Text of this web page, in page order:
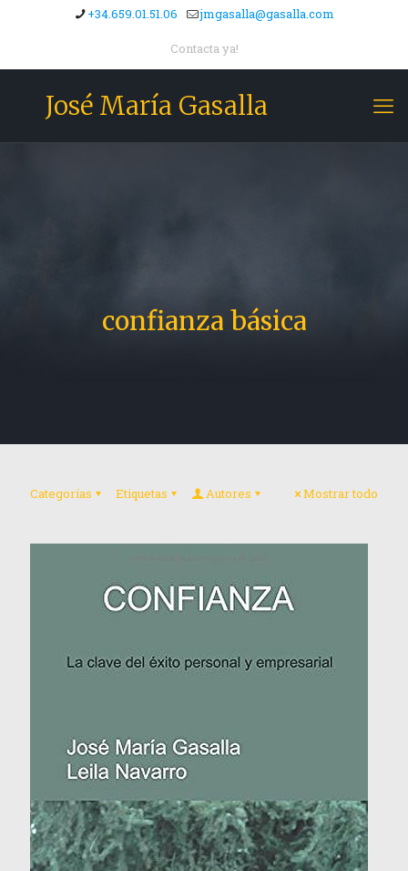
+34.659.01.51.06 jmgasalla@gasalla.com
Contacta ya!
José María Gasalla
confianza básica
Categorías Etiquetas Autores Mostrar todo